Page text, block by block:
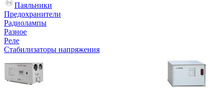
Паяльники
Предохранители
Радиолампы
Разное
Реле
Стабилизаторы напряжения